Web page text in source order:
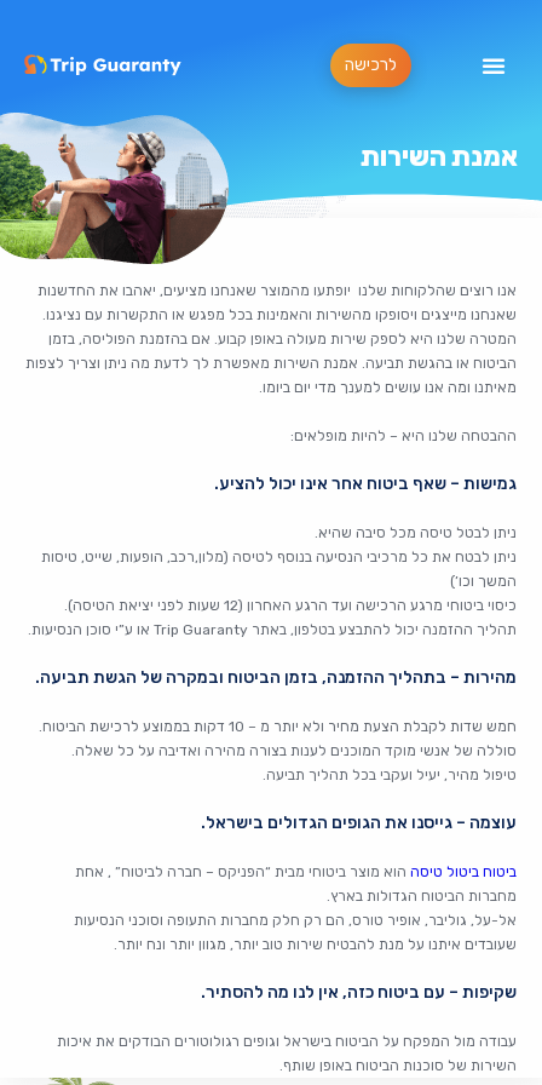
לרכישה
אמנת השירות
אנו רוצים שהלקוחות שלנו יופתעו מהמוצר שאנחנו מציעים, יאהבו את החדשנות
שאנחנו מייצגים ויסופקו מהשירות והאמינות בכל מפגש או התקשרות עם נציגנו.
המטרה שלנו היא לספק שירות מעולה באופן קבוע. אם בהזמנת הפוליסה, בזמן
הביטוח או בהגשת תביעה. אמנת השירות מאפשרת לך לדעת מה ניתן וצריך לצפות
מאיתנו ומה אנו עושים למענך מדי יום ביומו.
ההבטחה שלנו היא – להיות מופלאים:
גמישות – שאף ביטוח אחר אינו יכול להציע.
ניתן לבטל טיסה מכל סיבה שהיא.
ניתן לבטח את כל מרכיבי הנסיעה בנוסף לטיסה (מלון,רכב, הופעות, שייט, טיסות
המשך וכו’)
כיסוי ביטוחי מרגע הרכישה ועד הרגע האחרון (12 שעות לפני יציאת הטיסה).
תהליך ההזמנה יכול להתבצע בטלפון, באתר Trip Guaranty או ע”י סוכן הנסיעות.
מהירות – בתהליך ההזמנה, בזמן הביטוח ובמקרה של הגשת תביעה.
חמש שדות לקבלת הצעת מחיר ולא יותר מ – 10 דקות בממוצע לרכישת הביטוח.
סוללה של אנשי מוקד המוכנים לענות בצורה מהירה ואדיבה על כל שאלה.
טיפול מהיר, יעיל ועקבי בכל תהליך תביעה.
עוצמה – גייסנו את הגופים הגדולים בישראל.
ביטוח ביטול טיסה הוא מוצר ביטוחי מבית “הפניקס – חברה לביטוח” , אחת
מחברות הביטוח הגדולות בארץ.
אל-על, גוליבר, אופיר טורס, הם רק חלק מחברות התעופה וסוכני הנסיעות
שעובדים איתנו על מנת להבטיח שירות טוב יותר, מגוון יותר ונח יותר.
שקיפות – עם ביטוח כזה, אין לנו מה להסתיר.
עבודה מול המפקח על הביטוח בישראל וגופים רגולוטורים הבודקים את איכות
השירות של סוכנות הביטוח באופן שותף.